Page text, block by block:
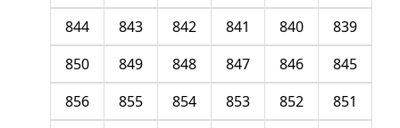
839
840
841
842
843
844
845
846
847
848
849
850
851
852
853
854
855
856